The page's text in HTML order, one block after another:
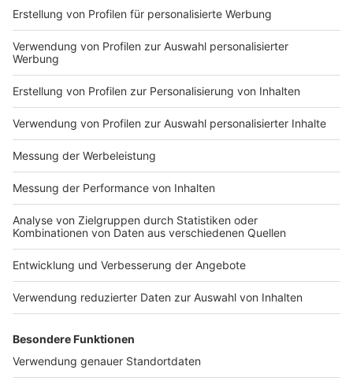
Markiere sie hierfür mit einem
Nutzungsbedingungen
Impressum
Das Band-ABC
Jobs
Archiv
Kontakt
Studio-Hotline
ROCK ANTENNE
Region wechseln